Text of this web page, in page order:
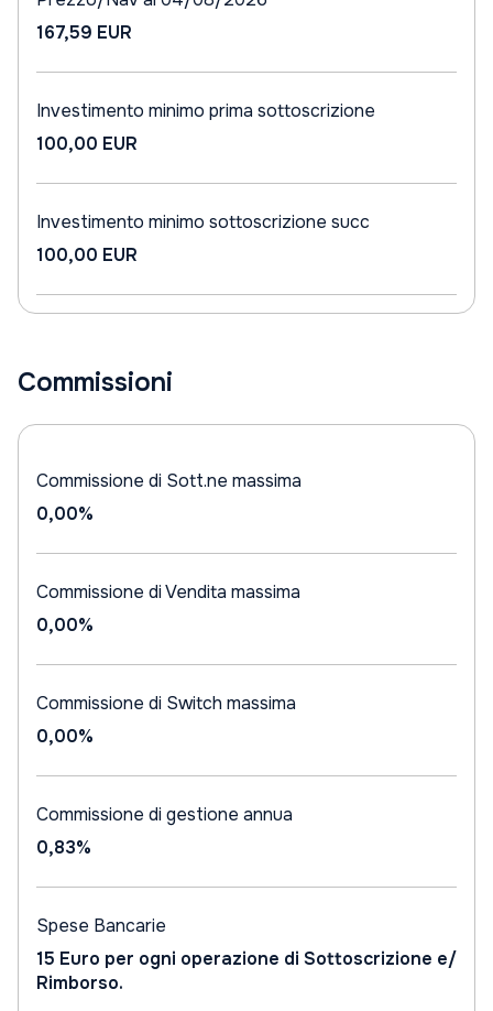
167,59 EUR
Investimento minimo prima sottoscrizione
100,00 EUR
Investimento minimo sottoscrizione succ
100,00 EUR
Commissioni
Commissione di Sott.ne massima
0,00%
Commissione di Vendita massima
0,00%
Commissione di Switch massima
0,00%
Commissione di gestione annua
0,83%
Spese Bancarie
15 Euro per ogni operazione di Sottoscrizione e/
Rimborso.